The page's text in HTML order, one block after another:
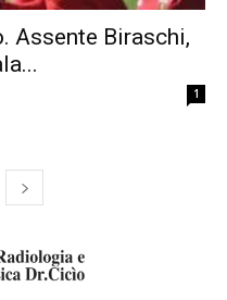
Assente Biraschi,
1